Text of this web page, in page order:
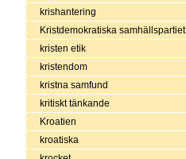
krishantering
Kristdemokratiska samhällspartiet
kristen etik
kristendom
kristna samfund
kritiskt tänkande
Kroatien
kroatiska